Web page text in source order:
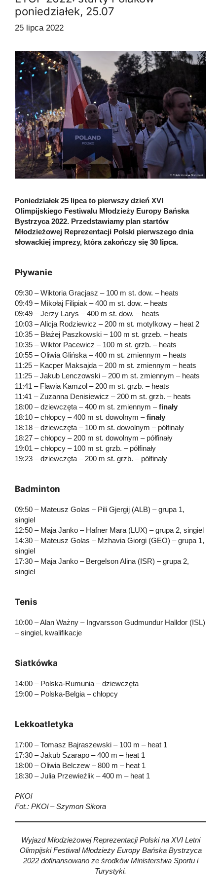
poniedziałek, 25.07
25 lipca 2022
Poniedziałek 25 lipca to pierwszy dzień XVI
Olimpijskiego Festiwalu Młodzieży Europy Bańska
Bystrzyca 2022. Przedstawiamy plan startów
Młodzieżowej Reprezentacji Polski pierwszego dnia
słowackiej imprezy, która zakończy się 30 lipca.
Pływanie
09:30 – Wiktoria Gracjasz – 100 m st. dow. – heats
09:49 – Mikołaj Filipiak – 400 m st. dow. – heats
09:49 – Jerzy Larys – 400 m st. dow. – heats
10:03 – Alicja Rodziewicz – 200 m st. motylkowy – heat 2
10:35 – Błażej Paszkowski – 100 m st. grzeb. – heats
10:35 – Wiktor Pacewicz – 100 m st. grzb. – heats
10:55 – Oliwia Glińska – 400 m st. zmiennym – heats
11:25 – Kacper Maksajda – 200 m st. zmiennym – heats
11:25 – Jakub Lenczowski – 200 m st. zmiennym – heats
11:41 – Flawia Kamzol – 200 m st. grzb. – heats
11:41 – Zuzanna Denisiewicz – 200 m st. grzb. – heats
18:00 – dziewczęta – 400 m st. zmiennym –finały
18:10 – chłopcy – 400 m st. dowolnym –finały
18:18 – dziewczęta – 100 m st. dowolnym – półfinały
18:27 – chłopcy – 200 m st. dowolnym – półfinały
19:01 – chłopcy – 100 m st. grzb. – półfinały
19:23 – dziewczęta – 200 m st. grzb. – półfinały
Badminton
09:50 – Mateusz Golas – Pili Gjergij (ALB) – grupa 1,
singiel
12:50 – Maja Janko – Hafner Mara (LUX) – grupa 2, singiel
14:30 – Mateusz Golas – Mzhavia Giorgi (GEO) – grupa 1,
singiel
17:30 – Maja Janko – Bergelson Alina (ISR) – grupa 2,
singiel
Tenis
10:00 – Alan Ważny – Ingvarsson Gudmundur Halldor (ISL)
– singiel, kwalifikacje
Siatkówka
14:00 – Polska-Rumunia – dziewczęta
19:00 – Polska-Belgia – chłopcy
Lekkoatletyka
17:00 – Tomasz Bajraszewski – 100 m – heat 1
17:30 – Jakub Szarapo – 400 m – heat 1
18:00 – Oliwia Belczew – 800 m – heat 1
18:30 – Julia Przewieźlik – 400 m – heat 1
PKOl
Fot.: PKOl – Szymon Sikora
Wyjazd Młodzieżowej Reprezentacji Polski na XVI Letni
Olimpijski Festiwal Młodzieży Europy Bańska Bystrzyca
2022dofinansowano ze środków Ministerstwa Sportu i
Turystyki.